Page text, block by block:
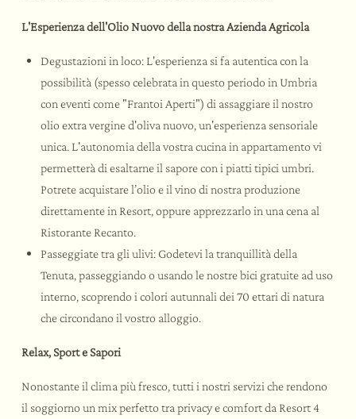
L'Esperienza dell'Olio Nuovo della nostra Azienda Agricola
Degustazioni in loco: L'esperienza si fa autentica con la
possibilità (spesso celebrata in questo periodo in Umbria
con eventi come "Frantoi Aperti") di assaggiare il nostro
olio extra vergine d'oliva nuovo, un'esperienza sensoriale
unica. L'autonomia della vostra cucina in appartamento vi
permetterà di esaltarne il sapore con i piatti tipici umbri.
Potrete acquistare l’olio e il vino di nostra produzione
direttamente in Resort, oppure apprezzarlo in una cena al
Ristorante Recanto.
Passeggiate tra gli ulivi: Godetevi la tranquillità della
Tenuta, passeggiando o usando le nostre bici gratuite ad uso
interno, scoprendo i colori autunnali dei 70 ettari di natura
che circondano il vostro alloggio.
Relax, Sport e Sapori
Nonostante il clima più fresco, tutti i nostri servizi che rendono
il soggiorno un mix perfetto tra privacy e comfort da Resort 4